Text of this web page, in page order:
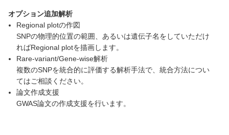
オプション追加解析
Regional plotの作図
SNPの物理的位置の範囲、あるいは遺伝子名をしていただけ
ればRegional plotを描画します。
Rare-variant/Gene-wise解析
複数のSNPを統合的に評価する解析手法で、統合方法につい
てはご相談ください。
論文作成支援
GWAS論文の作成支援を行います。